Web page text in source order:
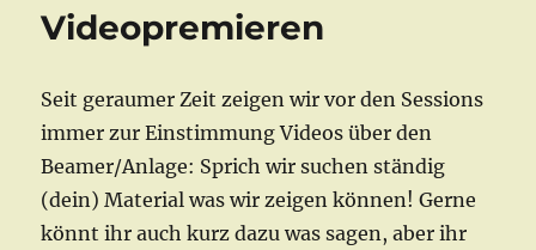
Videopremieren
Seit geraumer Zeit zeigen wir vor den Sessions
immer zur Einstimmung Videos über den
Beamer/Anlage: Sprich wir suchen ständig
(dein) Material was wir zeigen können! Gerne
könnt ihr auch kurz dazu was sagen, aber ihr